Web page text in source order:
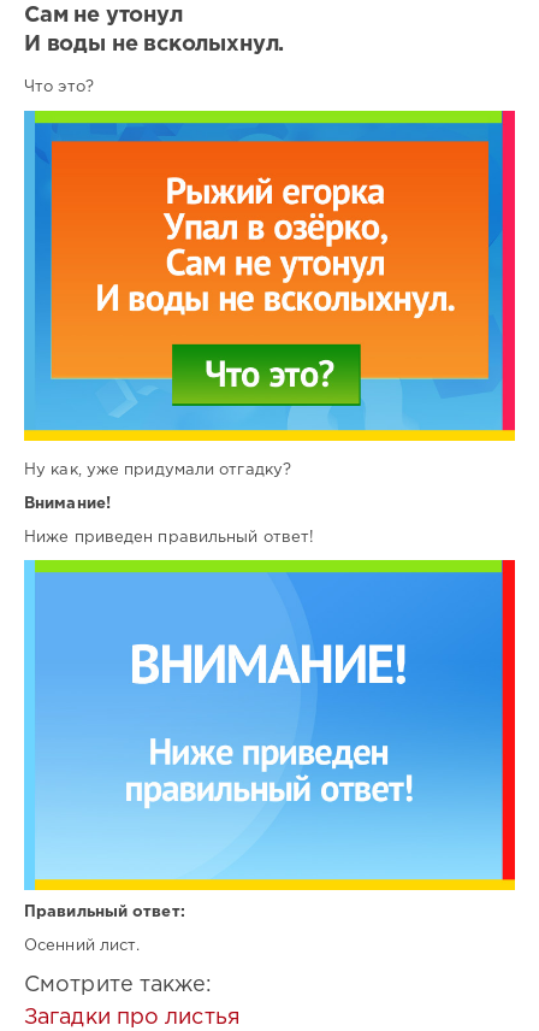
Сам не утонул
И воды не всколыхнул.
Что это?
Ну как, уже придумали отгадку?
Внимание!
Ниже приведен правильный ответ!
Правильный ответ:
Осенний лист.
Смотрите также:
Загадки про листья